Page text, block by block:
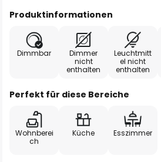
Produktinformationen
Dimmbar
Dimmer
nicht
enthalten
Leuchtmitt
el nicht
enthalten
Perfekt für diese Bereiche
Wohnberei
ch
Küche Esszimmer